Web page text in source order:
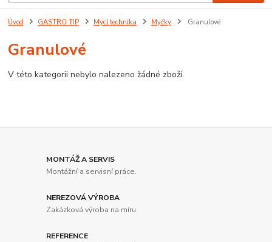
Úvod GASTRO TIP Mycí technika Myčky Granulové
Granulové
V této kategorii nebylo nalezeno žádné zboží.
MONTÁŽ A SERVIS
Montážní a servisní práce.
NEREZOVÁ VÝROBA
Zakázková výroba na míru.
REFERENCE